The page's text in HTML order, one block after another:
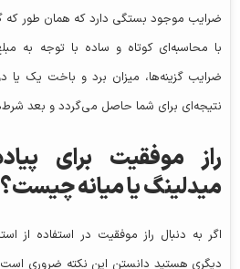
ضرایب موجود بستگی دارد که همان طور که
با محاسبه‌ای کوتاه و ساده با توجه به
ضرایب گزینه‌ها، میزان برد و باخت یک یا
نتیجه‌ای برای شما حاصل می‌گردد و بعد
راز موفقیت برای
میدلینگ یا میانه چیست؟
اگر به دنبال راز موفقیت در استفاده از
دیگری هستید دانستن این نکته ضروری است